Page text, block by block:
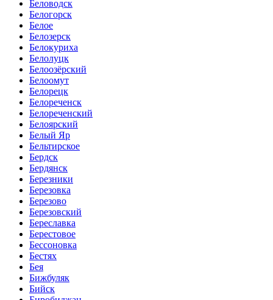
Беловодск
Белогорск
Белое
Белозерск
Белокуриха
Белолуцк
Белоозёрский
Белоомут
Белорецк
Белореченск
Белореченский
Белоярский
Белый Яр
Бельтирское
Бердск
Бердянск
Березники
Березовка
Березово
Березовский
Береславка
Берестовое
Бессоновка
Бестях
Бея
Бижбуляк
Бийск